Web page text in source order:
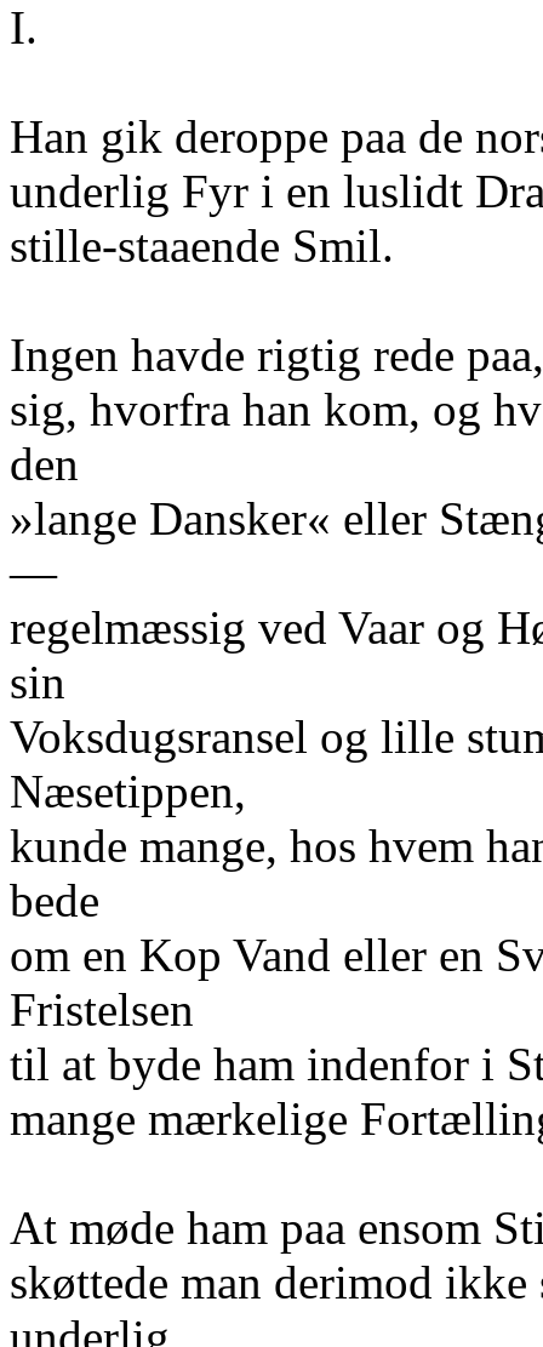
I.
Han gik deroppe paa de
underlig Fyr i en luslidt
stille-staaende Smil.
Ingen havde rigtig rede
sig, hvorfra han kom, og
den
»lange Dansker« eller
—
regelmæssig ved Vaar og
sin
Voksdugsransel og lille
Næsetippen,
kunde mange, hos hvem
bede
om en Kop Vand eller en
Fristelsen
til at byde ham indenfor i
mange mærkelige
At møde ham paa ensom
skøttede man derimod